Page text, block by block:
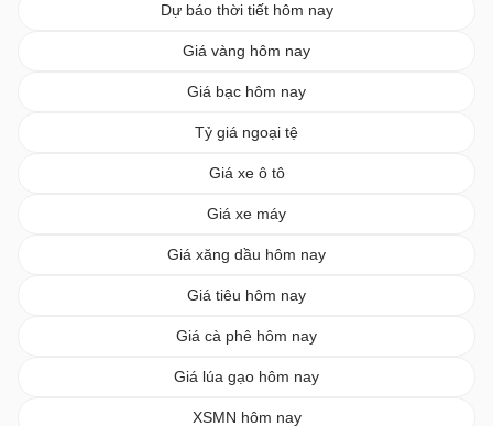
Dự báo thời tiết hôm nay
Giá vàng hôm nay
Giá bạc hôm nay
Tỷ giá ngoại tệ
Giá xe ô tô
Giá xe máy
Giá xăng dầu hôm nay
Giá tiêu hôm nay
Giá cà phê hôm nay
Giá lúa gạo hôm nay
XSMN hôm nay